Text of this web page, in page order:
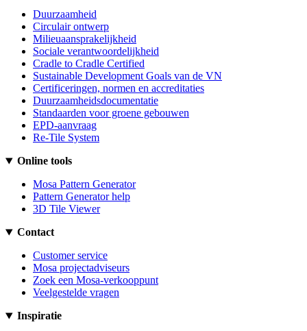
Duurzaamheid
Circulair ontwerp
Milieuaansprakelijkheid
Sociale verantwoordelijkheid
Cradle to Cradle Certified
Sustainable Development Goals van de VN
Certificeringen, normen en accreditaties
Duurzaamheidsdocumentatie
Standaarden voor groene gebouwen
EPD-aanvraag
Re-Tile System
Online tools
Mosa Pattern Generator
Pattern Generator help
3D Tile Viewer
Contact
Customer service
Mosa projectadviseurs
Zoek een Mosa-verkooppunt
Veelgestelde vragen
Inspiratie